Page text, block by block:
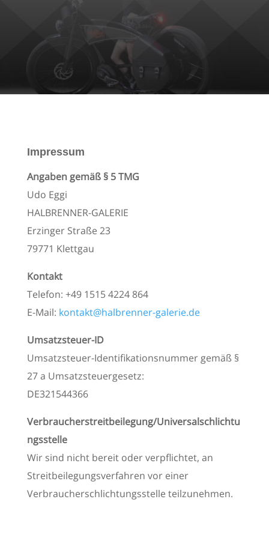
Impressum
Angaben gemäß § 5 TMG
Udo Eggi
HALBRENNER-GALERIE
Erzinger Straße 23
79771 Klettgau
Kontakt
Telefon: +49 1515 4224 864
E-Mail: kontakt@halbrenner-galerie.de
Umsatzsteuer-ID
Umsatzsteuer-Identifikationsnummer gemäß §
27 a Umsatzsteuergesetz:
DE321544366
Verbraucherstreitbeilegung/Universalschlichtu
ngsstelle
Wir sind nicht bereit oder verpflichtet, an
Streitbeilegungsverfahren vor einer
Verbraucherschlichtungsstelle teilzunehmen.